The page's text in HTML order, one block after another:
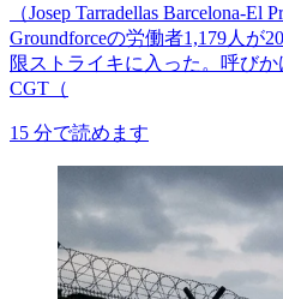
（Josep Tarradellas Barcelona-
Groundforceの労働者1,179人が
限ストライキに入った。呼び
CGT（
15 分で読めます